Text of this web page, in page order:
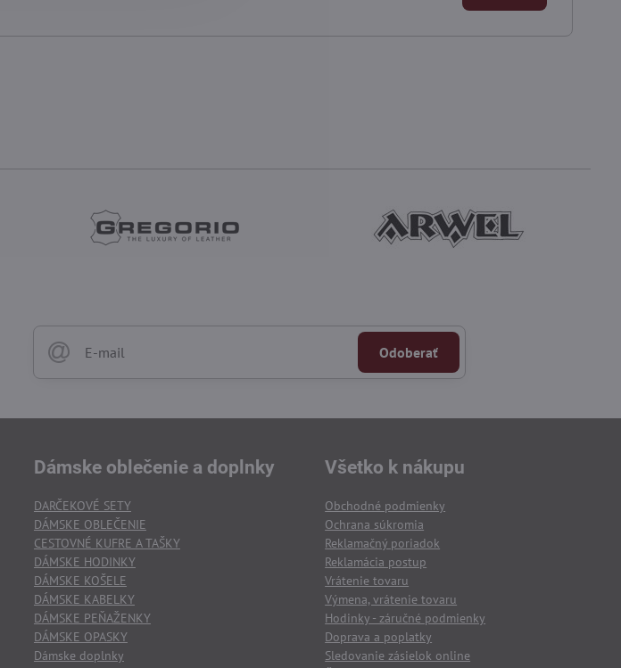
Odoberať
Dámske oblečenie a doplnky
DARČEKOVÉ SETY
DÁMSKE OBLEČENIE
CESTOVNÉ KUFRE A TAŠKY
DÁMSKE HODINKY
DÁMSKE KOŠELE
DÁMSKE KABELKY
DÁMSKE PEŇAŽENKY
DÁMSKE OPASKY
Dámske doplnky
Všetko k nákupu
Obchodné podmienky
Ochrana súkromia
Reklamačný poriadok
Reklamácia postup
Vrátenie tovaru
Výmena, vrátenie tovaru
Hodinky - záručné podmienky
Doprava a poplatky
Sledovanie zásielok online